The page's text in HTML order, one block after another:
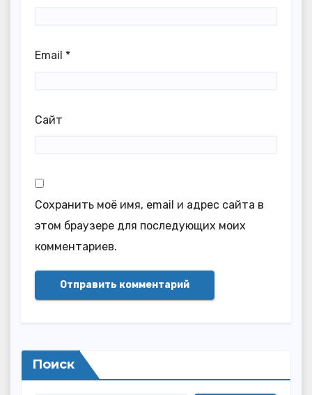
Email *
Сайт
Сохранить моё имя, email и адрес сайта в
этом браузере для последующих моих
комментариев.
Поиск